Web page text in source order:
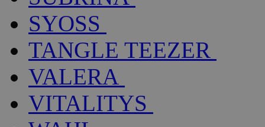
SYOSS
TANGLE TEEZER
VALERA
VITALITYS